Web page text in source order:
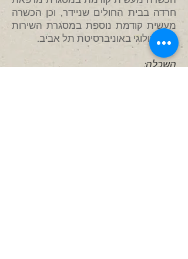
חרדה בבית החולים שניידר, וכן הכשרה
מעשית קודמת נוספת במסגרת השירות
הפסיכולוגי באוניברסיטת תל אביב.
השכלה: